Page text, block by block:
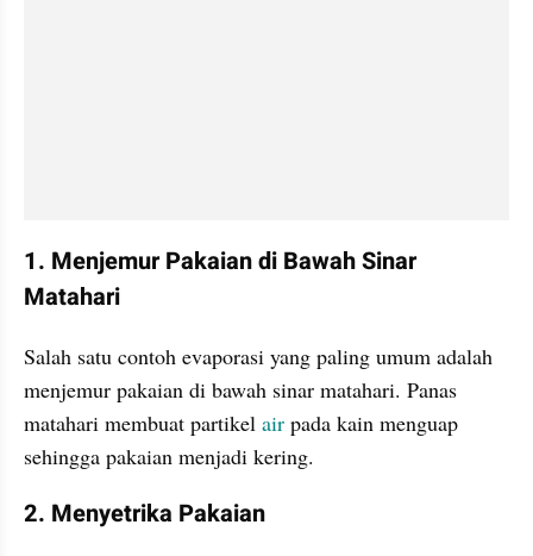
1. Menjemur Pakaian di Bawah Sinar
Matahari
Salah satu contoh evaporasi yang paling umum adalah
menjemur pakaian di bawah sinar matahari. Panas
matahari membuat partikel air pada kain menguap
sehingga pakaian menjadi kering.
2. Menyetrika Pakaian